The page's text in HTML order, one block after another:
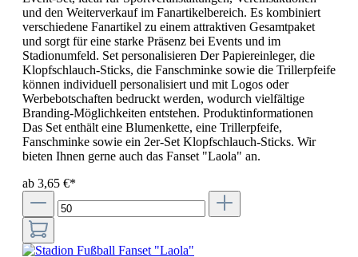
und den Weiterverkauf im Fanartikelbereich. Es kombiniert
verschiedene Fanartikel zu einem attraktiven Gesamtpaket
und sorgt für eine starke Präsenz bei Events und im
Stadionumfeld. Set personalisieren Der Papiereinleger, die
Klopfschlauch-Sticks, die Fanschminke sowie die Trillerpfeife
können individuell personalisiert und mit Logos oder
Werbebotschaften bedruckt werden, wodurch vielfältige
Branding-Möglichkeiten entstehen. Produktinformationen
Das Set enthält eine Blumenkette, eine Trillerpfeife,
Fanschminke sowie ein 2er-Set Klopfschlauch-Sticks. Wir
bieten Ihnen gerne auch das Fanset "Laola" an.
ab 3,65 €*